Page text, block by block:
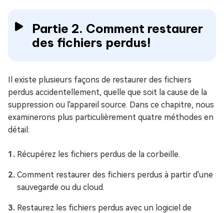
Partie 2. Comment restaurer
des fichiers perdus!
Il existe plusieurs façons de restaurer des fichiers
perdus accidentellement, quelle que soit la cause de la
suppression ou l'appareil source. Dans ce chapitre, nous
examinerons plus particulièrement quatre méthodes en
détail:
Récupérez les fichiers perdus de la corbeille.
Comment restaurer des fichiers perdus à partir d'une
sauvegarde ou du cloud.
Restaurez les fichiers perdus avec un logiciel de